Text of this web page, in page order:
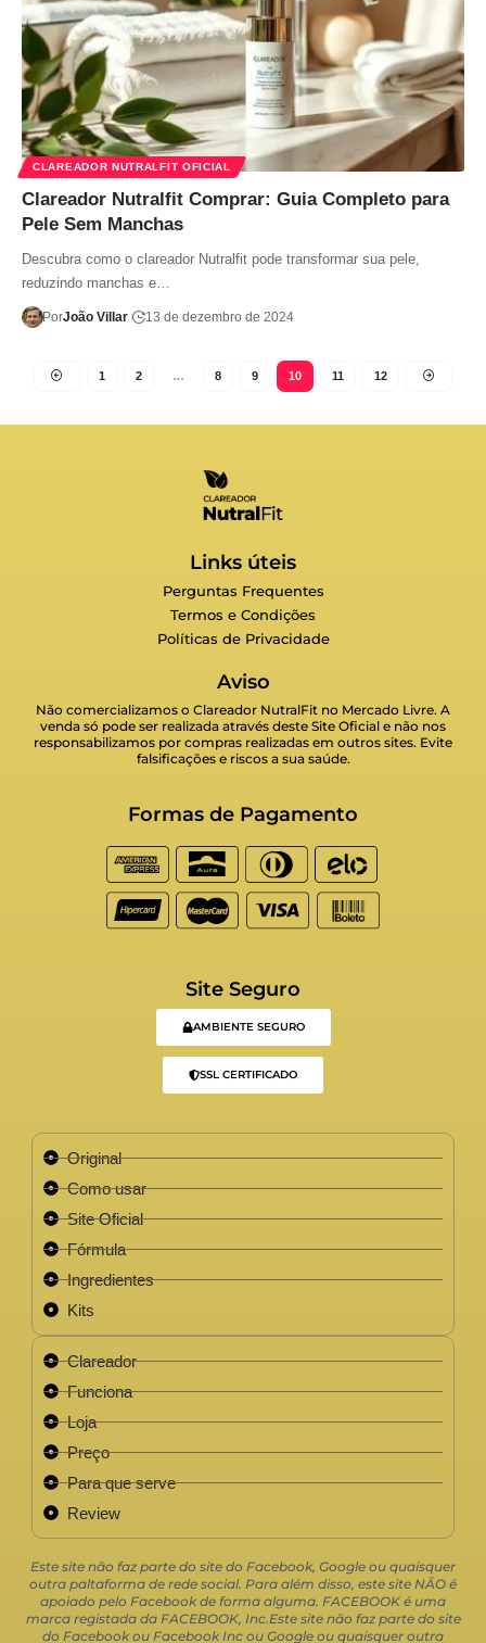
CLAREADOR NUTRALFIT OFICIAL
Clareador Nutralfit Comprar: Guia Completo para
Pele Sem Manchas
Descubra como o clareador Nutralfit pode transformar sua pele,
reduzindo manchas e…
PorJoão Villar 13 de dezembro de 2024
1 2 … 8 9 10 11 12
Links úteis
Perguntas Frequentes
Termos e Condições
Políticas de Privacidade
Aviso
Não comercializamos o Clareador NutralFit no Mercado Livre. A
venda só pode ser realizada através deste Site Oficial e não nos
responsabilizamos por compras realizadas em outros sites. Evite
falsificações e riscos a sua saúde.
Formas de Pagamento
Site Seguro
AMBIENTE SEGURO
SSL CERTIFICADO
Original
Como usar
Site Oficial
Fórmula
Ingredientes
Kits
Clareador
Funciona
Loja
Preço
Para que serve
Review
Este site não faz parte do site do Facebook, Google ou quaisquer
outra paltaforma de rede social. Para além disso, este site NÃO é
apoiado pelo Facebook de forma alguma. FACEBOOK é uma
marca registada da FACEBOOK, Inc.Este site não faz parte do site
do Facebook ou Facebook Inc ou Google ou quaisquer outra